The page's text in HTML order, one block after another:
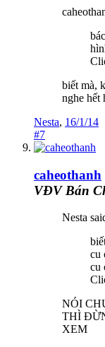
biết mà,
nghe hết
Nesta, 16/1/14
#7
caheothanh
VĐV Bán
Nesta
cu
cu
NÓI
THÌ
XEM